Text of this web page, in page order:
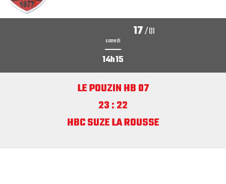
17/01
samedi
14h15
LE POUZIN HB 07
23 : 22
HBC SUZE LA ROUSSE